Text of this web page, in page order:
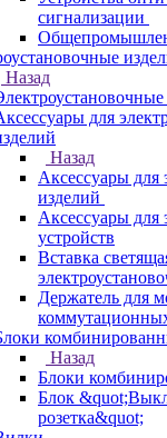
сигнализации
Назад
для
Назад
Аксессуары для
изделий
Аксессуары для
устройств
Вставка
Держатель для
Назад
Блоки
Блок
розетка&quot;